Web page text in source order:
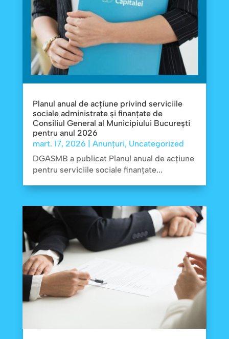
Planul anual de acțiune privind serviciile
sociale administrate și finanțate de
Consiliul General al Municipiului București
pentru anul 2026
mart. 17, 2026
Anunțuri, Uncategorized
DGASMB a publicat Planul anual de acțiune
pentru serviciile sociale finanțate...